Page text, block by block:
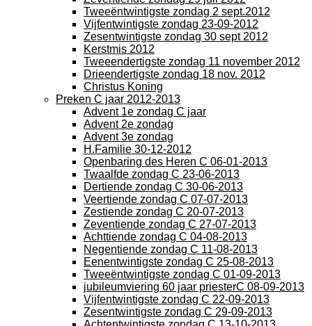
Tweeëntwintigste zondag 2 sept.2012
Vijfentwintigste zondag 23-09-2012
Zesentwintigste zondag 30 sept 2012
Kerstmis 2012
Tweeendertigste zondag 11 november 2012
Drieendertigste zondag 18 nov. 2012
Christus Koning
Preken C jaar 2012-2013
Advent 1e zondag C jaar
Advent 2e zondag
Advent 3e zondag
H.Familie 30-12-2012
Openbaring des Heren C 06-01-2013
Twaalfde zondag C 23-06-2013
Dertiende zondag C 30-06-2013
Veertiende zondag C 07-07-2013
Zestiende zondag C 20-07-2013
Zeventiende zondag C 27-07-2013
Achttiende zondag C 04-08-2013
Negentiende zondag C 11-08-2013
Eenentwintigste zondag C 25-08-2013
Tweeëntwintigste zondag C 01-09-2013
jubileumviering 60 jaar priesterC 08-09-2013
Vijfentwintigste zondag C 22-09-2013
Zesentwintigste zondag C 29-09-2013